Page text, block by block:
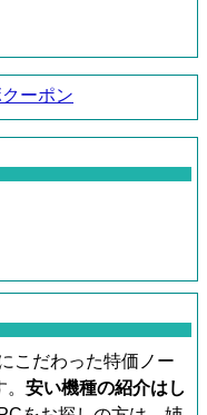
ーポン
こだわった特価ノー
安い機種の紹介はし